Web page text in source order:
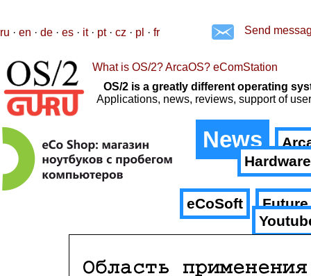
ru · en · de · es · it· pt· cz · pl · fr Send
What is OS/2? ArcaOS? eComStation
OS/2 is a greatly different operating
Applications, news, reviews, support of
News
Hardware
eCoSoft
Future